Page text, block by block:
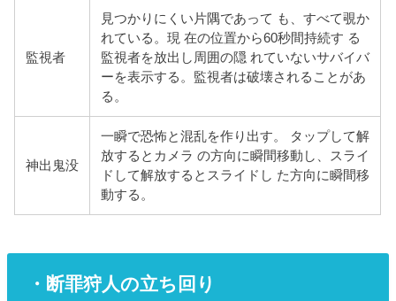
監視者
見つかりにくい片隅であって も、すべて覗か
れている。現 在の位置から60秒間持続す る
監視者を放出し周囲の隠 れていないサバイバ
ーを表示する。監視者は破壊されることがあ
る。
神出鬼没
一瞬で恐怖と混乱を作り出す。 タップして解
放するとカメラ の方向に瞬間移動し、スライ
ドして解放するとスライドし た方向に瞬間移
動する。
・断罪狩人の立ち回り